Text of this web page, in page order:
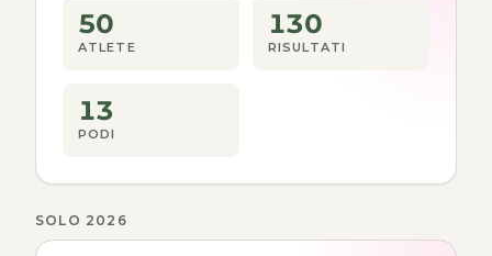
50
ATLETE
130
RISULTATI
13
PODI
SOLO 2026